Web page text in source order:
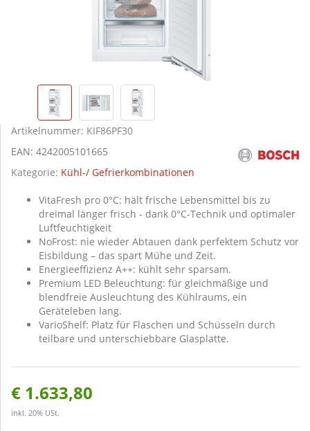
Artikelnummer: KIF86PF30
EAN: 4242005101665
Kategorie: Kühl-/ Gefrierkombinationen
VitaFresh pro 0°C: hält frische Lebensmittel bis zu
dreimal länger frisch - dank 0°C-Technik und optimaler
Luftfeuchtigkeit
NoFrost: nie wieder Abtauen dank perfektem Schutz vor
Eisbildung – das spart Mühe und Zeit.
Energieeffizienz A++: kühlt sehr sparsam.
Premium LED Beleuchtung: für gleichmäßige und
blendfreie Ausleuchtung des Kühlraums, ein
Geräteleben lang.
VarioShelf: Platz für Flaschen und Schüsseln durch
teilbare und unterschiebbare Glasplatte.
€ 1.633,80
inkl. 20% USt.